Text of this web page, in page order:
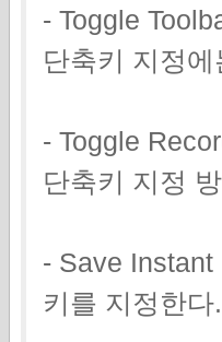
- Toggle
단축키 지정
- Toggle
단축키 지정
- Save
키를 지정한